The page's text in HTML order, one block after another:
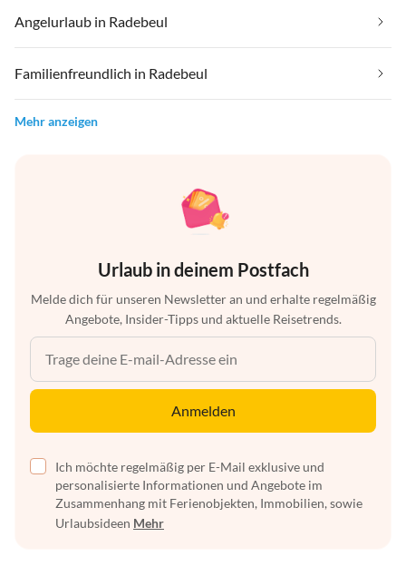
Angelurlaub in Radebeul
Familienfreundlich in Radebeul
Mehr anzeigen
Urlaub in deinem Postfach
Melde dich für unseren Newsletter an und erhalte regelmäßig
Angebote, Insider-Tipps und aktuelle Reisetrends.
Anmelden
Ich möchte regelmäßig per E-Mail exklusive und
personalisierte Informationen und Angebote im
Zusammenhang mit Ferienobjekten, Immobilien, sowie
Urlaubsideen Mehr